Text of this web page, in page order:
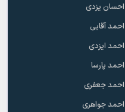
احسان یزدی
احمد آقایی
احمد ایزدی
احمد پارسا
احمد جعفری
احمد جواهری